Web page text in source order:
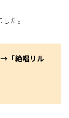
た。
→「絶唱リル